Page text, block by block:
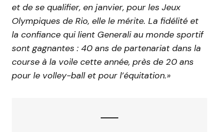
et de se qualifier, en janvier, pour les Jeux
Olympiques de Rio, elle le mérite. La fidélité et
la confiance qui lient Generali au monde sportif
sont gagnantes : 40 ans de partenariat dans la
course à la voile cette année, près de 20 ans
pour le volley-ball et pour l’équitation.»